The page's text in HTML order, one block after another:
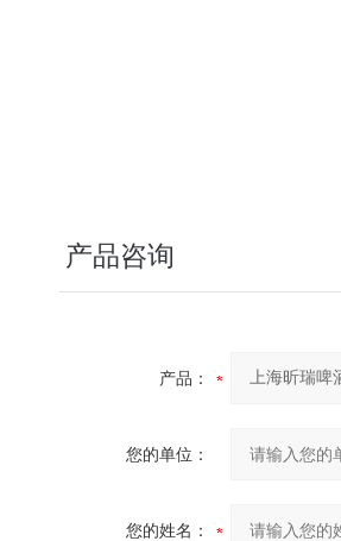
产品咨询
产品：
您的单位：
您的姓名：